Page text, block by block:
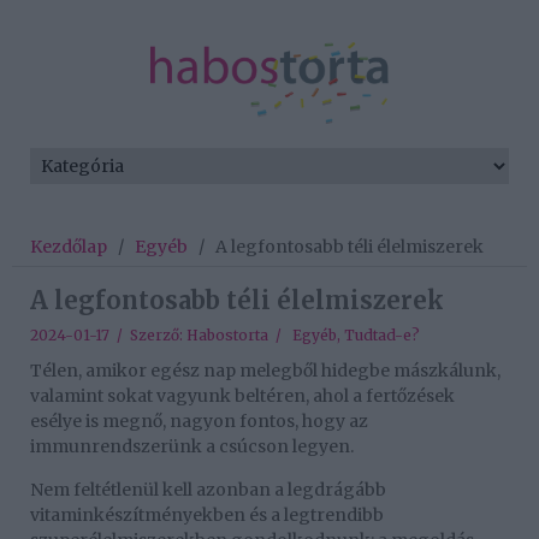
Kezdőlap / Egyéb / A legfontosabb téli élelmiszerek
A legfontosabb téli élelmiszerek
2024-01-17 / Szerző: Habostorta / Egyéb, Tudtad-e?
Télen, amikor egész nap melegből hidegbe mászkálunk,
valamint sokat vagyunk beltéren, ahol a fertőzések
esélye is megnő, nagyon fontos, hogy az
immunrendszerünk a csúcson legyen.
Nem feltétlenül kell azonban a legdrágább
vitaminkészítményekben és a legtrendibb